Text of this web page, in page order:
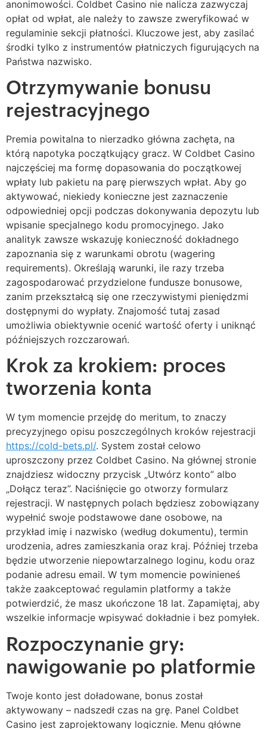
anonimowości. Coldbet Casino nie nalicza zazwyczaj
opłat od wpłat, ale należy to zawsze zweryfikować w
regulaminie sekcji płatności. Kluczowe jest, aby zasilać
środki tylko z instrumentów płatniczych figurujących na
Państwa nazwisko.
Otrzymywanie bonusu
rejestracyjnego
Premia powitalna to nierzadko główna zachęta, na
którą napotyka początkujący gracz. W Coldbet Casino
najczęściej ma formę dopasowania do początkowej
wpłaty lub pakietu na parę pierwszych wpłat. Aby go
aktywować, niekiedy konieczne jest zaznaczenie
odpowiedniej opcji podczas dokonywania depozytu lub
wpisanie specjalnego kodu promocyjnego. Jako
analityk zawsze wskazuję konieczność dokładnego
zapoznania się z warunkami obrotu (wagering
requirements). Określają warunki, ile razy trzeba
zagospodarować przydzielone fundusze bonusowe,
zanim przekształcą się one rzeczywistymi pieniędzmi
dostępnymi do wypłaty. Znajomość tutaj zasad
umożliwia obiektywnie ocenić wartość oferty i uniknąć
późniejszych rozczarowań.
Krok za krokiem: proces
tworzenia konta
W tym momencie przejdę do meritum, to znaczy
precyzyjnego opisu poszczególnych kroków rejestracji
https://cold-bets.pl/. System został celowo
uproszczony przez Coldbet Casino. Na głównej stronie
znajdziesz widoczny przycisk „Utwórz konto” albo
„Dołącz teraz”. Naciśnięcie go otworzy formularz
rejestracji. W następnych polach będziesz zobowiązany
wypełnić swoje podstawowe dane osobowe, na
przykład imię i nazwisko (według dokumentu), termin
urodzenia, adres zamieszkania oraz kraj. Później trzeba
będzie utworzenie niepowtarzalnego loginu, kodu oraz
podanie adresu email. W tym momencie powinieneś
także zaakceptować regulamin platformy a także
potwierdzić, że masz ukończone 18 lat. Zapamiętaj, aby
wszelkie informacje wpisywać dokładnie i bez pomyłek.
Rozpoczynanie gry:
nawigowanie po platformie
Twoje konto jest doładowane, bonus został
aktywowany – nadszedł czas na grę. Panel Coldbet
Casino jest zaprojektowany logicznie. Menu główne